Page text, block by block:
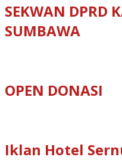
SEKWAN DPRD
SUMBAWA
OPEN DONASI
Iklan Hotel